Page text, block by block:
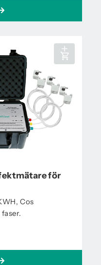
för
Cos